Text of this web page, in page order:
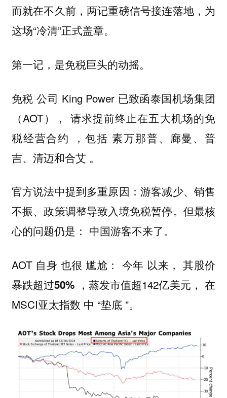
而就在不久前，两记重磅信号接连落地，为
这场“冷清”正式盖章。
第一记，是免税巨头的动摇。
免税 公司 King Power 已致函泰国机场集团
（AOT）， 请求提前终止在五大机场的免
税经营合约
，包括 素万那普、廊曼、普
吉、清迈和合艾 。
官方说法中提到多重原因：游客减少、销售
不振、政策调整导致入境免税暂停。但最核
心的问题仍是： 中国游客不来了。
AOT 自身 也很 尴尬： 今年 以来， 其股价
暴跌超过50% ，蒸发市值超142亿美元， 在
MSCI亚太指数 中 “垫底 ”。